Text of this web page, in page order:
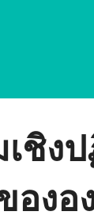
ชิง
งอ